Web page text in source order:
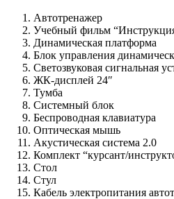
Автотренажер
Учебный фильм “Инструкция
Динамическая платформа
Блок управления
Светозвуковая сигнальная
ЖК-дисплей 24″
Тумба
Системный блок
Беспроводная клавиатура
Оптическая мышь
Акустическая система 2.0
Комплект “курсант/
Стол
Стул
Кабель электропитания